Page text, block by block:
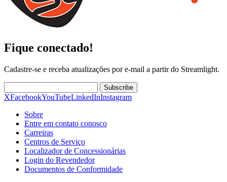
Fique conectado!
Cadastre-se e receba atualizações por e-mail a partir do Streamlight.
Subscribe
XFacebookYouTubeLinkedInInstagram
Sobre
Entre em contato conosco
Carreiras
Centros de Serviço
Localizador de Concessionárias
Login do Revendedor
Documentos de Conformidade